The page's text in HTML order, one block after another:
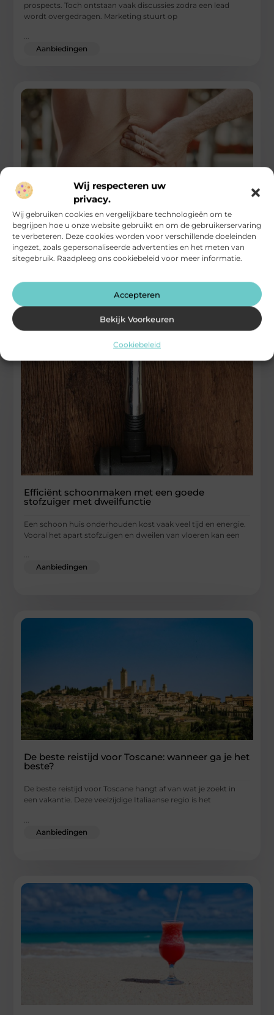
Wij respecteren uw
privacy.
Wij gebruiken cookies en vergelijkbare technologieën om te
begrijpen hoe u onze website gebruikt en om de gebruikerservaring
te verbeteren. Deze cookies worden voor verschillende doeleinden
ingezet, zoals gepersonaliseerde advertenties en het meten van
sitegebruik. Raadpleeg ons cookiebeleid voor meer informatie.
Accepteren
Bekijk Voorkeuren
Cookiebeleid
prospects. Toch ontstaan vaak discussies zodra een lead
wordt overgedragen. Marketing stuurt op
Aanbiedingen
Rugklachten verminderen met de juiste
zithouding
Rugklachten ontstaan vaak door langdurig zitten in een
verwerken. Daardoor raken spieren
Efficiënt schoonmaken met een goede
stofzuiger met dweilfunctie
Een schoon huis onderhouden kost vaak veel tijd en energie.
Vooral het apart stofzuigen en dweilen van vloeren kan een
...
Aanbiedingen
De beste reistijd voor Toscane: wanneer ga je het
beste?
De beste reistijd voor Toscane hangt af van wat je zoekt in
een vakantie. Deze veelzijdige Italiaanse regio is het
Aanbiedingen